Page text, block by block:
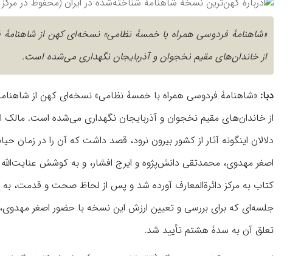
«شاهنامۀ فردوسی همراه با خمسۀ نظامی» نسخه‌ای کهن از
از خاندان‌های مقیم نخجوان و آذربایجان نگهداری می‌شده است.
دبا: «شاهنامۀ فردوسی همراه با خمسۀ نظامی» نسخه‌ای کهن از
از خاندان‌های مقیم نخجوان و آذربایجان نگهداری می‌شده است. مالک
دلالان اینگونه آثار از کشور بیرون نرود، قصد داشت که آن را در
اصغر مهدوی، محمدتقی دانش‌پژوه و ایرج افشار، و به کوشش عنایت‌الله
جلسه‌ای که برای بررسی و تعیین ارزش این نسخه با حضور اصغر
تعلق آن به سدۀ هشتم تأیید شد.